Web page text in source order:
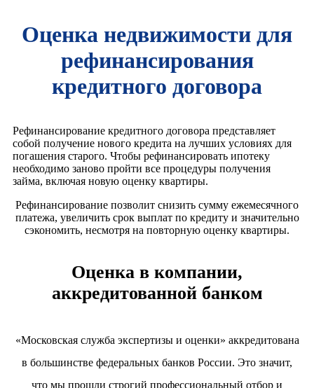
Оценка недвижимости для
рефинансирования
кредитного договора
Рефинансирование кредитного договора представляет
собой получение нового кредита на лучших условиях для
погашения старого. Чтобы рефинансировать ипотеку
необходимо заново пройти все процедуры получения
займа, включая новую оценку квартиры.
Рефинансирование позволит снизить сумму ежемесячного
платежа, увеличить срок выплат по кредиту и значительно
сэкономить, несмотря на повторную оценку квартиры.
Оценка в компании,
аккредитованной банком
«Московская служба экспертизы и оценки» аккредитована
в большинстве федеральных банков России. Это значит,
что мы прошли строгий профессиональный отбор и